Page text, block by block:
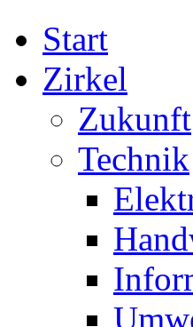
Start
Zirkel
Zukunft
Technik